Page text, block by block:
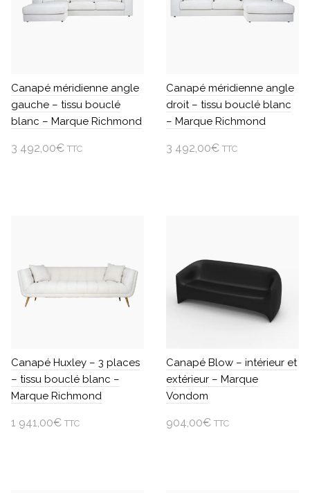
Canapé méridienne angle
gauche – tissu bouclé
blanc – Marque Richmond
3 492,00€ TTC
Canapé méridienne angle
droit – tissu bouclé blanc
– Marque Richmond
3 492,00€ TTC
Canapé Huxley – 3 places
– tissu bouclé blanc –
Marque Richmond
1 941,00€ TTC
Canapé Blow – intérieur et
extérieur – Marque
Vondom
904,00€ TTC